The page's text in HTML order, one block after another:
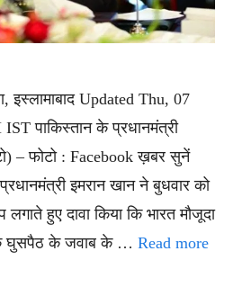
इस्लामाबाद Updated Thu, 07
पाकिस्तान के प्रधानमंत्री
– फोटो : Facebook ख़बर सुनें
इमरान खान ने बुधवार को
लगाते हुए दावा किया कि भारत मौजूदा
घुसपैठ के जवाब के … Read more